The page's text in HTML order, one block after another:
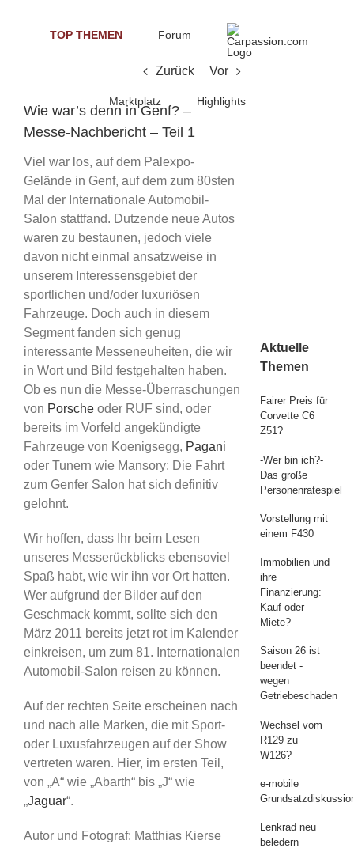
TOP THEMEN Forum
Marktplatz Highlights
Zurück Vor
Wie war’s denn in Genf? –
Messe-Nachbericht – Teil 1
Viel war los, auf dem Palexpo-
Gelände in Genf, auf dem zum 80sten
Mal der Internationale Automobil-
Salon stattfand. Dutzende neue Autos
waren zu bestaunen, jedoch viele
davon nicht einmal ansatzweise in
unserem Interessensgebiet der
sportlichen und/oder luxuriösen
Fahrzeuge. Doch auch in diesem
Segment fanden sich genug
interessante Messeneuheiten, die wir
in Wort und Bild festgehalten haben.
Ob es nun die Messe-Überraschungen
von Porsche oder RUF sind, oder
bereits im Vorfeld angekündigte
Fahrzeuge von Koenigsegg, Pagani
oder Tunern wie Mansory: Die Fahrt
zum Genfer Salon hat sich definitiv
gelohnt.
Wir hoffen, dass Ihr beim Lesen
unseres Messerückblicks ebensoviel
Spaß habt, wie wir ihn vor Ort hatten.
Wer aufgrund der Bilder auf den
Geschmack kommt, sollte sich den
März 2011 bereits jetzt rot im Kalender
einkreisen, um zum 81. Internationalen
Automobil-Salon reisen zu können.
Auf der rechten Seite erscheinen nach
und nach alle Marken, die mit Sport-
oder Luxusfahrzeugen auf der Show
vertreten waren. Hier, im ersten Teil,
von „A“ wie „Abarth“ bis „J“ wie
„Jaguar“.
Autor und Fotograf: Matthias Kierse
Aktuelle
Themen
Fairer Preis für
Corvette C6
Z51?
-Wer bin ich?-
Das große
Personenratespiel
Vorstellung mit
einem F430
Immobilien und
ihre
Finanzierung:
Kauf oder
Miete?
Saison 26 ist
beendet -
wegen
Getriebeschaden
Wechsel vom
R129 zu
W126?
e-mobile
Lenkrad neu
beledern